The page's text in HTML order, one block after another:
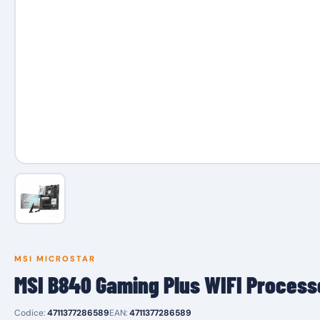
MSI MICROSTAR
MSI B840 Gaming Plus WIFI
Codice:4711377286589EAN:4711377286589